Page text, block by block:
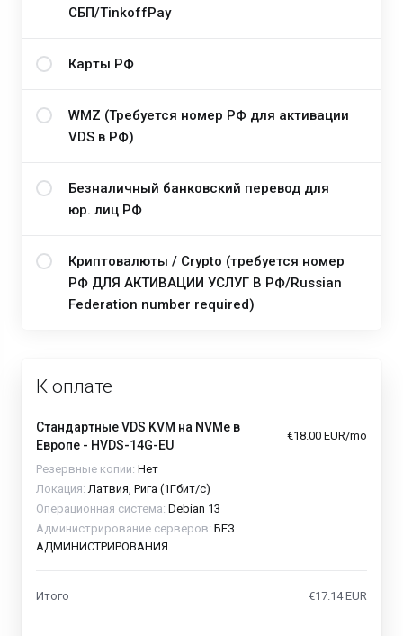
СБП/TinkoffPay
Карты РФ
WMZ (Требуется номер РФ для активации
VDS в РФ)
Безналичный банковский перевод для
юр. лиц РФ
Криптовалюты / Crypto (требуется номер
РФ ДЛЯ АКТИВАЦИИ УСЛУГ В РФ/Russian
Federation number required)
К оплате
Стандартные VDS KVM на NVMe в
Европе - HVDS-14G-EU
€18.00 EUR/mo
Резервные копии: Нет
Локация: Латвия, Рига (1Гбит/с)
Операционная система: Debian 13
Администрирование серверов: БЕЗ
АДМИНИСТРИРОВАНИЯ
Итого €17.14 EUR